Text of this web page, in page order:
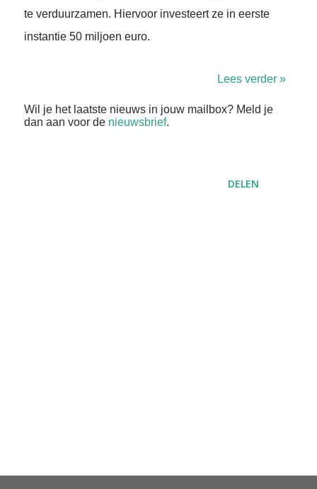
te verduurzamen. Hiervoor investeert ze in eerste
instantie 50 miljoen euro.
Lees verder »
Wil je het laatste nieuws in jouw mailbox? Meld je
dan aan voor de nieuwsbrief.
DELEN